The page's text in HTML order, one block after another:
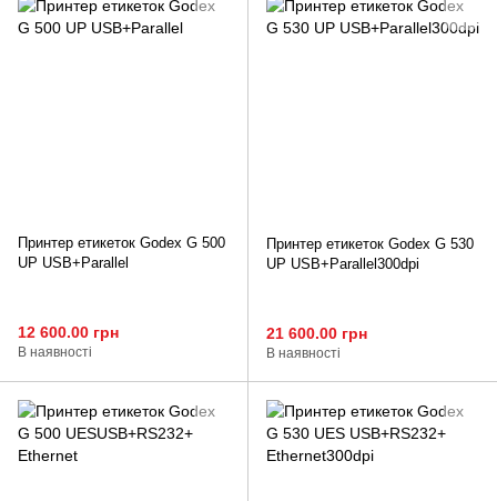
Принтер етикеток Godex G 500
UP USB+Parallel
12 600.00 грн
В наявності
Принтер етикеток Godex G 530
UP USB+Parallel300dpi
21 600.00 грн
В наявності